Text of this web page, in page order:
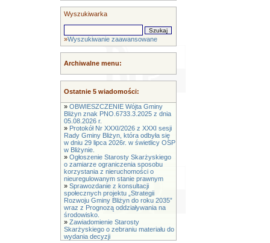
Wyszukiwarka
»Wyszukiwanie zaawansowane
Archiwalne menu:
Ostatnie 5 wiadomości:
» OBWIESZCZENIE Wójta Gminy
Bliżyn znak PNO.6733.3.2025 z dnia
05.08.2026 r.
» Protokół Nr XXXI/2026 z XXXI sesji
Rady Gminy Bliżyn, która odbyła się
w dniu 29 lipca 2026r. w świetlicy OSP
w Bliżynie.
» Ogłoszenie Starosty Skarżyskiego
o zamiarze ograniczenia sposobu
korzystania z nieruchomości o
nieuregulowanym stanie prawnym
» Sprawozdanie z konsultacji
społecznych projektu „Strategii
Rozwoju Gminy Bliżyn do roku 2035”
wraz z Prognozą oddziaływania na
środowisko.
» Zawiadomienie Starosty
Skarżyskiego o zebraniu materiału do
wydania decyzji